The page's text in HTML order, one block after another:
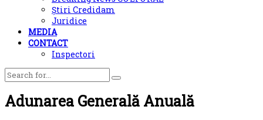
Știri Credidam
Juridice
MEDIA
CONTACT
Inspectori
Adunarea Generală Anuală